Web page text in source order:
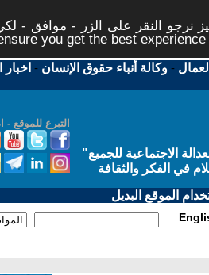
نرجو النقر على الزر - موافق -
you get the best
-وكالة أنباء حقوق الإنسان -
التبرع للموقع -
الاجتماعية للجميع"
في الفكر والثقافة
الموقع البديل